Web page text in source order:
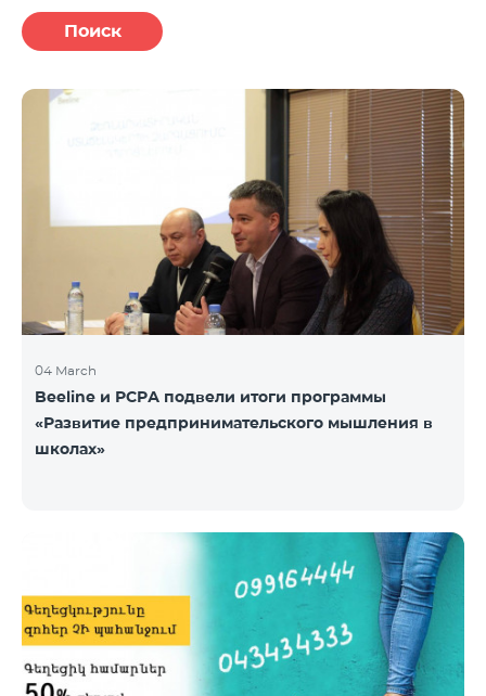
Поиск
04 March
Beeline и РСРА подвели итоги программы
«Развитие предпринимательского мышления в
школах»